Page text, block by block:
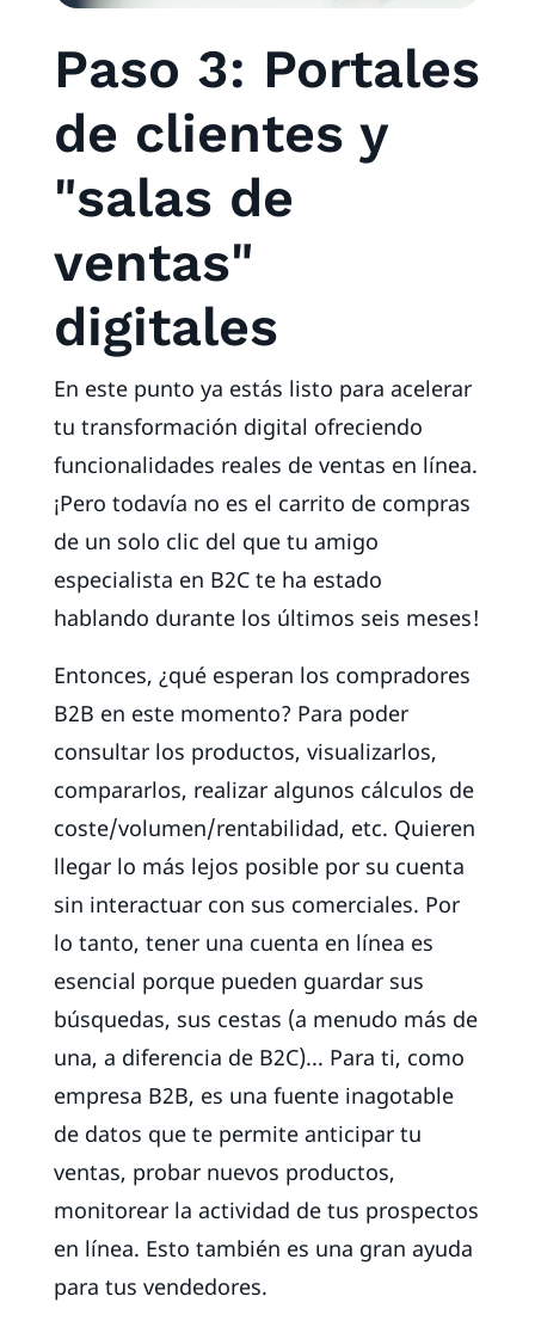
Paso 3: Portales
de clientes y
"salas de
ventas"
digitales
En este punto ya estás listo para acelerar
tu transformación digital ofreciendo
funcionalidades reales de ventas en línea.
¡Pero todavía no es el carrito de compras
de un solo clic del que tu amigo
especialista en B2C te ha estado
hablando durante los últimos seis meses!
Entonces, ¿qué esperan los compradores
B2B en este momento? Para poder
consultar los productos, visualizarlos,
compararlos, realizar algunos cálculos de
coste/volumen/rentabilidad, etc. Quieren
llegar lo más lejos posible por su cuenta
sin interactuar con sus comerciales. Por
lo tanto, tener una cuenta en línea es
esencial porque pueden guardar sus
búsquedas, sus cestas (a menudo más de
una, a diferencia de B2C)... Para ti, como
empresa B2B, es una fuente inagotable
de datos que te permite anticipar tu
ventas, probar nuevos productos,
monitorear la actividad de tus prospectos
en línea. Esto también es una gran ayuda
para tus vendedores.